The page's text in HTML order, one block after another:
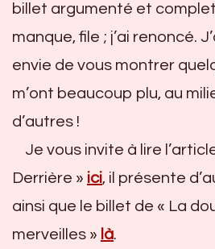
billet argumenté et
manque, file ; j’ai renoncé.
envie de vous montrer
m’ont beaucoup plu, au
d’autres !
Je vous invite à lire
Derrière » ici, il présente
ainsi que le billet de « La
merveilles » là.